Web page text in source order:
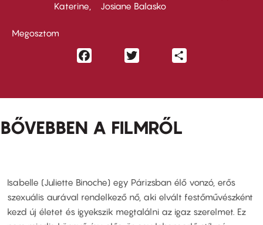
Katerine
Josiane Balasko
Megosztom
Facebook
BŐVEBBEN A FILMRŐL
Isabelle (Juliette Binoche) egy Párizsban élő vonzó, erős
szexuális aurával rendelkező nő, aki elvált festőművészként
kezd új életet és igyekszik megtalálni az igaz szerelmet. Ez